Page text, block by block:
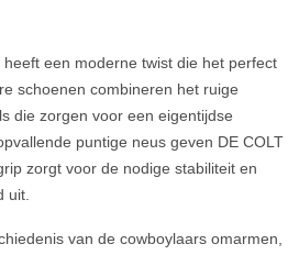
een moderne twist die het perfect
schoenen combineren het ruige
die zorgen voor een eigentijdse
puntige neus geven DE COLT
zorgt voor de nodige stabiliteit en
uit.
van de cowboylaars omarmen,